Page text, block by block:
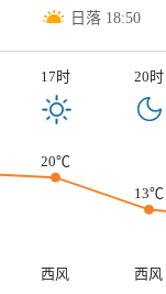
日落 18:50
17时 20时
20℃
13℃
西风
西风